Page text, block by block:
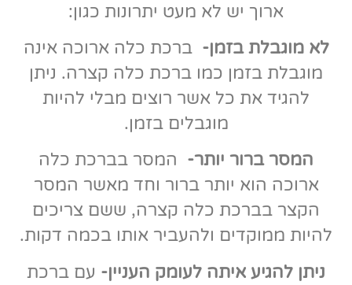
ארוך יש לא מעט יתרונות כגון:
לא מוגבלת בזמן- ברכת כלה ארוכה אינה
מוגבלת בזמן כמו ברכת כלה קצרה. ניתן
להגיד את כל אשר רוצים מבלי להיות
מוגבלים בזמן.
המסר ברור יותר- המסר בברכת כלה
ארוכה הוא יותר ברור וחד מאשר המסר
הקצר בברכת כלה קצרה, ששם צריכים
להיות ממוקדים ולהעביר אותו בכמה דקות.
ניתן להגיע איתה לעומק העניין- עם ברכת